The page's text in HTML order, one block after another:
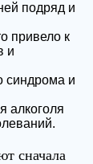
подряд и
привело к
и
синдрома и
алкоголя
сначала